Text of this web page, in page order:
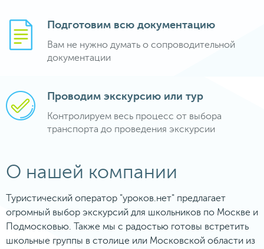
Подготовим всю документацию
Вам не нужно думать о сопроводительной
документации
Проводим экскурсию или тур
Контролируем весь процесс от выбора
транспорта до проведения экскурсии
О нашей компании
Туристический оператор "уроков.нет" предлагает
огромный выбор экскурсий для школьников по Москве и
Подмосковью. Также мы с радостью готовы встретить
школьные группы в столице или Московской области из